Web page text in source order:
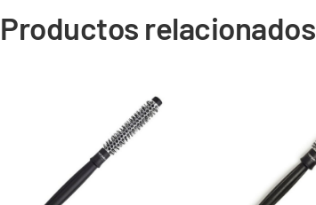
Productos relacionados